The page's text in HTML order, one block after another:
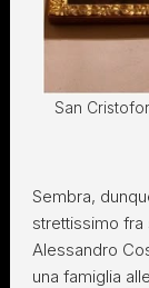
San
Sembra,
strettissimo
Alessandro
una famiglia